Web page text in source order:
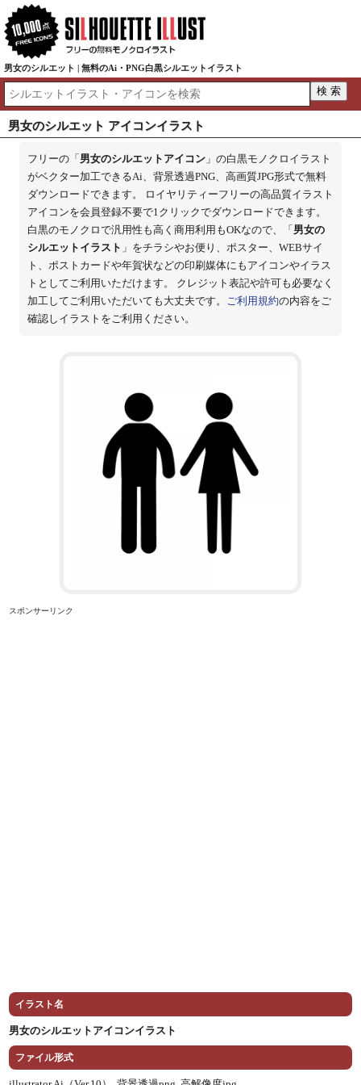
男女のシルエット | 無料のAi・PNG白黒シルエットイラスト
男女のシルエット アイコンイラスト
フリーの「 男女のシルエットアイコン」の白黒モノクロイラスト
がベクター加工できるAi、背景透過PNG、高画質JPG形式で無料
ダウンロードできます。 ロイヤリティーフリーの高品質イラスト
アイコンを会員登録不要で1クリックでダウンロードできます。
白黒のモノクロで汎用性も高く商用利用もOKなので、「 男女の
シルエットイラスト 」をチラシやお便り、ポスター、WEBサイ
ト、ポストカードや年賀状などの印刷媒体にもアイコンやイラス
トとしてご利用いただけます。 クレジット表記や許可も必要なく
加工してご利用いただいても大丈夫です。 ご利用規約の内容をご
確認しイラストをご利用ください。
スポンサーリンク
イラスト名
男女のシルエットアイコンイラスト
ファイル形式